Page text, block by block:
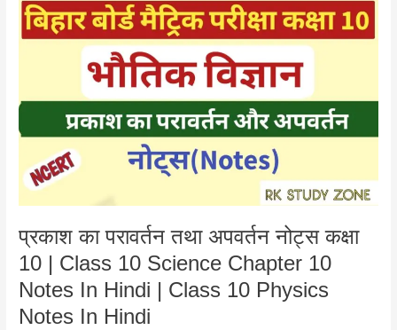
प्रकाश का परावर्तन तथा अपवर्तन नोट्स कक्षा
10 | Class 10 Science Chapter 10
Notes In Hindi | Class 10 Physics
Notes In Hindi
प्रकाश
का
नोट्स
Class
10
Chapter
10
Notes
In
Hindi